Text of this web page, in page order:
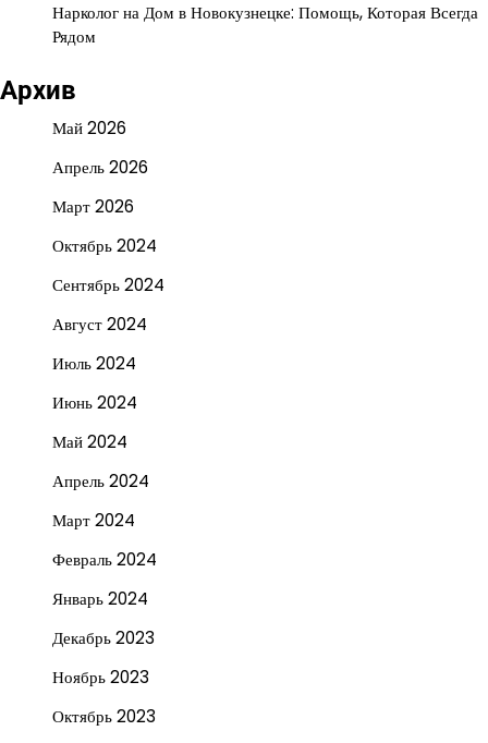
Нарколог на Дом в Новокузнецке: Помощь, Которая Всегда
Рядом
Архив
Май 2026
Апрель 2026
Март 2026
Октябрь 2024
Сентябрь 2024
Август 2024
Июль 2024
Июнь 2024
Май 2024
Апрель 2024
Март 2024
Февраль 2024
Январь 2024
Декабрь 2023
Ноябрь 2023
Октябрь 2023